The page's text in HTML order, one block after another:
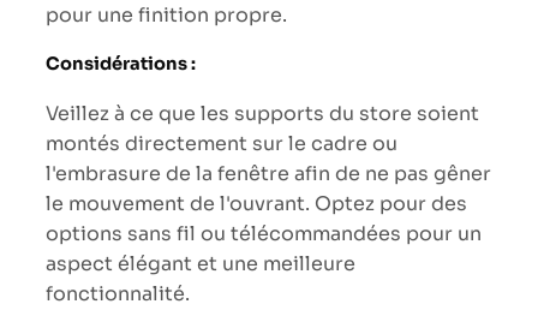
pour une finition propre.
Considérations :
Veillez à ce que les supports du store soient
montés directement sur le cadre ou
l'embrasure de la fenêtre afin de ne pas gêner
le mouvement de l'ouvrant. Optez pour des
options sans fil ou télécommandées pour un
aspect élégant et une meilleure
fonctionnalité.